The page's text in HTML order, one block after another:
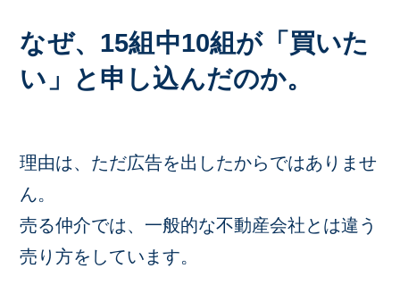
なぜ、15組中10組が「買いた
い」と申し込んだのか。
理由は、ただ広告を出したからではありませ
ん。
売る仲介では、一般的な不動産会社とは違う
売り方をしています。